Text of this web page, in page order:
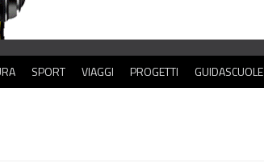
SPORT VIAGGI PROGETTI GUIDASCUOLE